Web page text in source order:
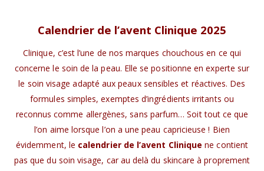
Calendrier de l’avent Clinique 2025
Clinique, c’est l’une de nos marques chouchous en ce qui
concerne le soin de la peau. Elle se positionne en experte sur
le soin visage adapté aux peaux sensibles et réactives. Des
formules simples, exemptes d’ingrédients irritants ou
reconnus comme allergènes, sans parfum… Soit tout ce que
l’on aime lorsque l’on a une peau capricieuse ! Bien
évidemment, le calendrier de l’avent Clinique ne contient
pas que du soin visage, car au delà du skincare à proprement